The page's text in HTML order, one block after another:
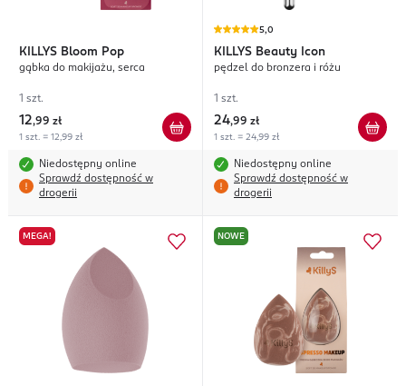
KILLYS Bloom Pop
gąbka do makijażu, serca
1 szt.
12,99 zł
1 szt. = 12,99 zł
Niedostępny online
Sprawdź dostępność w
drogerii
5,0
KILLYS Beauty Icon
pędzel do bronzera i różu
1 szt.
24,99 zł
1 szt. = 24,99 zł
Niedostępny online
Sprawdź dostępność w
drogerii
MEGA! NOWE